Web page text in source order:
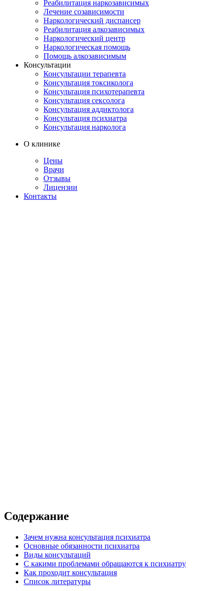
Реабилитация наркозависимых
Лечение созависимости
Наркологический диспансер
Реабилитация алкозависимых
Наркологический центр
Наркологическая помощь
Помощь алкозависимым
Консультации
Консультации терапевта
Консультация токсиколога
Консультация психотерапевта
Консультация сексолога
Консультация аддиктолога
Консультация психиатра
Консультация нарколога
О клинике
Цены
Врачи
Отзывы
Лицензии
Контакты
Содержание
Зачем нужна консультация психиатра
Основные обязанности психиатра
Виды консультаций
С какими проблемами обращаются к психиатру
Как проходит консультация
Список литературы